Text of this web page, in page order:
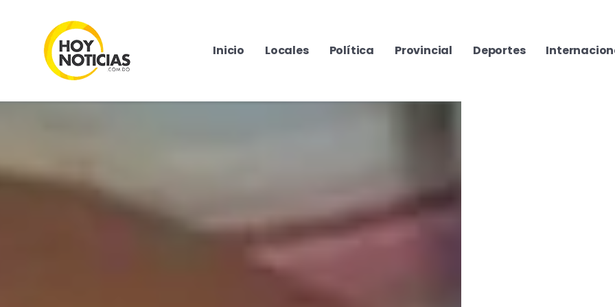
Inicio Locales Política Provincial Deportes